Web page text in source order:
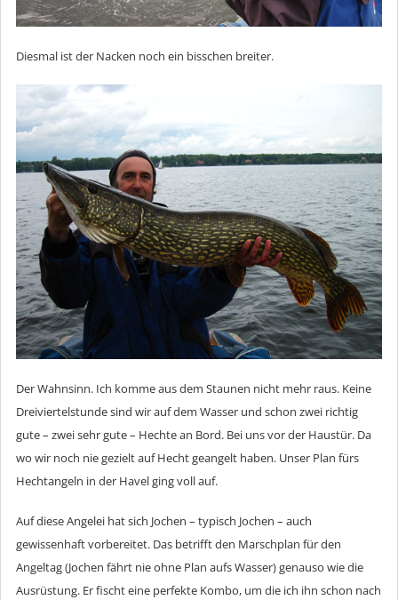
Diesmal ist der Nacken noch ein bisschen breiter.
Der Wahnsinn. Ich komme aus dem Staunen nicht mehr raus. Keine
Dreiviertelstunde sind wir auf dem Wasser und schon zwei richtig
gute – zwei sehr gute – Hechte an Bord. Bei uns vor der Haustür. Da
wo wir noch nie gezielt auf Hecht geangelt haben. Unser Plan fürs
Hechtangeln in der Havel ging voll auf.
Auf diese Angelei hat sich Jochen – typisch Jochen – auch
gewissenhaft vorbereitet. Das betrifft den Marschplan für den
Angeltag (Jochen fährt nie ohne Plan aufs Wasser) genauso wie die
Ausrüstung. Er fischt eine perfekte Kombo, um die ich ihn schon nach